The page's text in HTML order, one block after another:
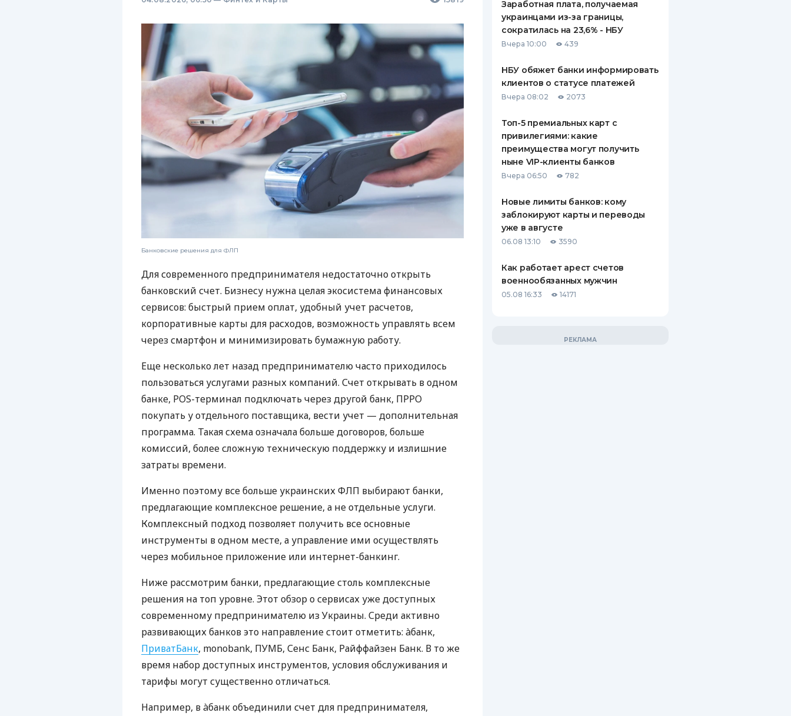
Банковские решения для ФЛП
Для современного предпринимателя недостаточно открыть
банковский счет. Бизнесу нужна целая экосистема финансовых
сервисов: быстрый прием оплат, удобный учет расчетов,
корпоративные карты для расходов, возможность управлять всем
через смартфон и минимизировать бумажную работу.
Еще несколько лет назад предпринимателю часто приходилось
пользоваться услугами разных компаний. Счет открывать в одном
банке, POS-терминал подключать через другой банк, ПРРО
покупать у отдельного поставщика, вести учет — дополнительная
программа. Такая схема означала больше договоров, больше
комиссий, более сложную техническую поддержку и излишние
затраты времени.
Именно поэтому все больше украинских ФЛП выбирают банки,
предлагающие комплексное решение, а не отдельные услуги.
Комплексный подход позволяет получить все основные
инструменты в одном месте, а управление ими осуществлять
через мобильное приложение или интернет-банкинг.
Ниже рассмотрим банки, предлагающие столь комплексные
решения на топ уровне. Этот обзор о сервисах уже доступных
современному предпринимателю из Украины. Среди активно
развивающих банков это направление стоит отметить: àбанк,
ПриватБанк, monobank, ПУМБ, Сенс Банк, Райффайзен Банк. В то же
время набор доступных инструментов, условия обслуживания и
тарифы могут существенно отличаться.
Например, в àбанк объединили счет для предпринимателя,
Заработная плата, получаемая
украинцами из-за границы,
сократилась на 23,6% - НБУ
Вчера 10:00 439
НБУ обяжет банки информировать
клиентов о статусе платежей
Вчера 08:02 2073
Топ-5 премиальных карт с
привилегиями: какие
преимущества могут получить
ныне VIP-клиенты банков
Вчера 06:50 782
Новые лимиты банков: кому
заблокируют карты и переводы
уже в августе
06.08 13:10 3590
Как работает арест счетов
военнообязанных мужчин
05.08 16:33 14171